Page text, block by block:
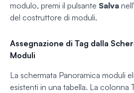
modulo, premi il pulsante Salva
del costruttore di moduli.
Assegnazione di Tag dalla
Moduli
La schermata Panoramica moduli
esistenti in una tabella. La colonna